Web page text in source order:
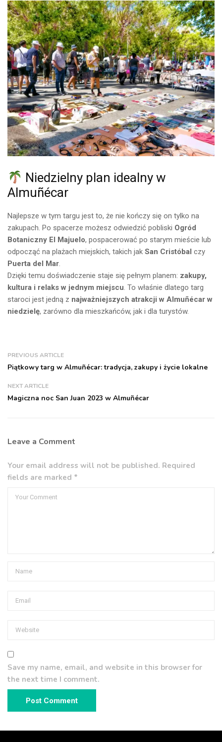
Niedzielny plan idealny w
Almuñécar
Najlepsze w tym targu jest to, że nie kończy się on tylko na
zakupach. Po spacerze możesz odwiedzić pobliski Ogród
Botaniczny El Majuelo, pospacerować po starym mieście lub
odpocząć na plażach miejskich, takich jak San Cristóbal czy
Puerta del Mar.
Dzięki temu doświadczenie staje się pełnym planem: zakupy,
kultura i relaks w jednym miejscu. To właśnie dlatego targ
staroci jest jedną z najważniejszych atrakcji w Almuñécar w
niedzielę, zarówno dla mieszkańców, jak i dla turystów.
PREVIOUS ARTICLE
Piątkowy targ w Almuñécar: tradycja, zakupy i życie lokalne
NEXT ARTICLE
Magiczna noc San Juan 2023 w Almuñécar
Leave a Comment
Your email address will not be published. Required
fields are marked *
Save my name, email, and website in this browser for
the next time I comment.